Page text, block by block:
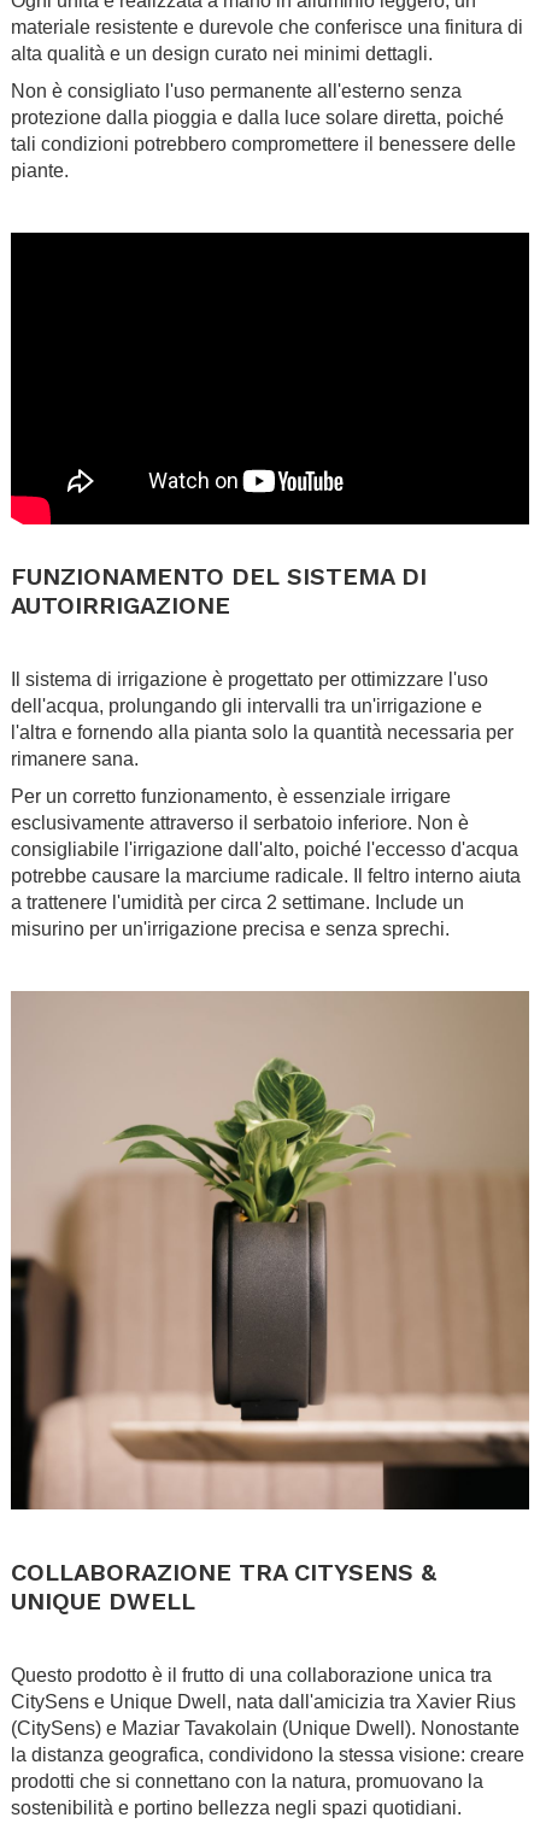
materiale resistente e durevole che conferisce una finitura di
alta qualità e un design curato nei minimi dettagli.
Non è consigliato l'uso permanente all'esterno senza
protezione dalla pioggia e dalla luce solare diretta, poiché
tali condizioni potrebbero compromettere il benessere delle
piante.
FUNZIONAMENTO DEL SISTEMA DI
AUTOIRRIGAZIONE
Il sistema di irrigazione è progettato per ottimizzare l'uso
dell'acqua, prolungando gli intervalli tra un'irrigazione e
l'altra e fornendo alla pianta solo la quantità necessaria per
rimanere sana.
Per un corretto funzionamento, è essenziale irrigare
esclusivamente attraverso il serbatoio inferiore. Non è
consigliabile l'irrigazione dall'alto, poiché l'eccesso d'acqua
potrebbe causare la marciume radicale. Il feltro interno aiuta
a trattenere l'umidità per circa 2 settimane. Include un
misurino per un'irrigazione precisa e senza sprechi.
COLLABORAZIONE TRA CITYSENS &
UNIQUE DWELL
Questo prodotto è il frutto di una collaborazione unica tra
CitySens e Unique Dwell, nata dall'amicizia tra Xavier Rius
(CitySens) e Maziar Tavakolain (Unique Dwell). Nonostante
la distanza geografica, condividono la stessa visione: creare
prodotti che si connettano con la natura, promuovano la
sostenibilità e portino bellezza negli spazi quotidiani.